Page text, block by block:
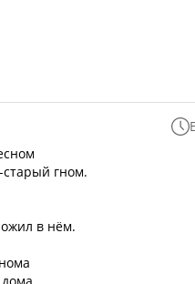
гном.
в нём.